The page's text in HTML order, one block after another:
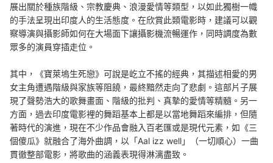
展出關於種族階級、宗教慶典、浪漫愛情等類型，以如此獨樹一幟
的手法呈現出印度人的生活態度。 在欣賞此類電影時，建議可以觀
察導演與攝影師如何在大場面下讓攝影機流暢運作，同時調度為數
眾多的演員穿插走位。
其中，
《寶萊塢生死戀》可說是屹立不搖的經典，其描述相愛的男
女主角遭遇階級與家族等阻饒，最終黯然走向了悲劇。這部片子展
現了聲勢浩大的歌舞畫面、階級的批判、真摯的愛情等精髓。另一
方面，過去印度電影裡的舞蹈基本上都是以當地舞蹈來編排 ，但隨
著時代的演進，現在不少作品會融入百老匯或是現代元素， 如《三
個傻瓜》就融合了海外曲調， 以「Aal izz well」（一切順心）一曲
貫徹整部電影，將歌曲的涵義表現得淋漓盡致。